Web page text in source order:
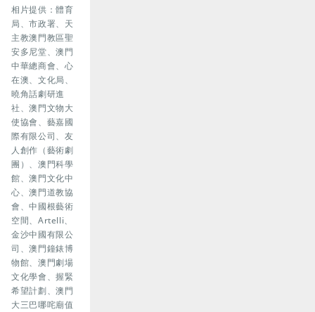
相片提供：體育
局、市政署、天
主教澳門教區聖
安多尼堂、澳門
中華總商會、心
在澳、文化局、
曉角話劇研進
社、澳門文物大
使協會、藝嘉國
際有限公司、友
人創作（藝術劇
團）、澳門科學
館、澳門文化中
心、澳門道教協
會、中國根藝術
空間、Artelli、
金沙中國有限公
司、澳門鐘錶博
物館、澳門劇場
文化學會、握緊
希望計劃、澳門
大三巴哪咤廟值